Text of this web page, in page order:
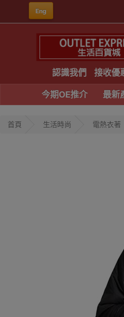
Eng
認識我們 接收優
今期OE推介 最新
首頁 生活時尚 電熱衣著